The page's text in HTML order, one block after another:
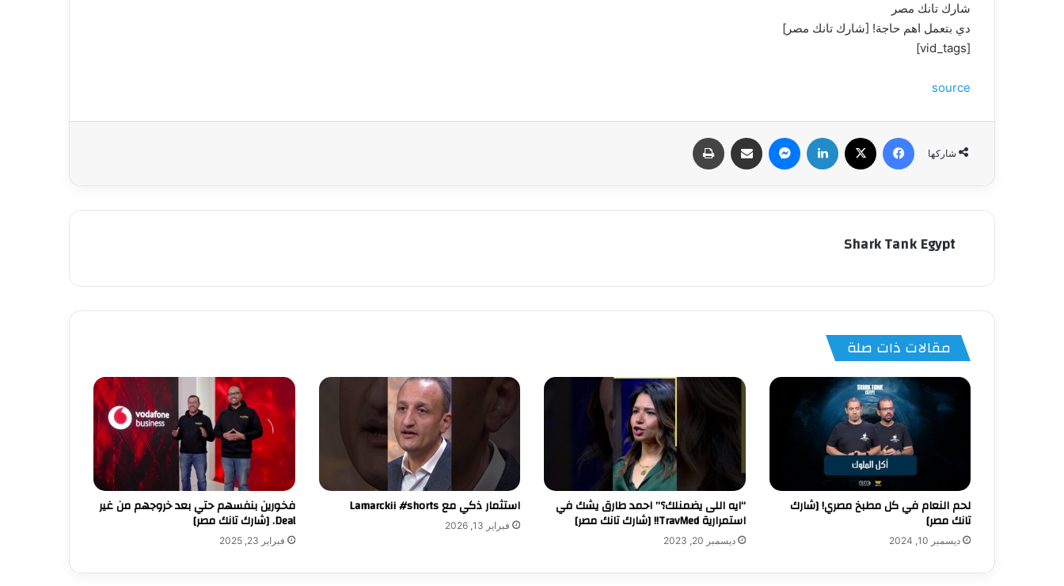
شارك تانك مصر
دي بتعمل اهم حاجة! [شارك تانك مصر]
[vid_tags]
source
شاركها
فيسبوك لينكدإن ماسنجر مشاركة عبر البريد
Shark Tank Egypt
مقالات ذات صلة
لحم النعام في كل مطبخ مصري! [شارك
تانك مصر]
ديسمبر 10, 2024
“ايه اللى يضمنلك؟” احمد طارق يشك في
استمرارية TravMed!! [شارك تانك مصر]
ديسمبر 20, 2023
استثمار ذكي مع Lamarckii #shorts
فبراير 13, 2026
فخورين بنفسهم حتي بعد خروجهم من غير
Deal. [شارك تانك مصر]
فبراير 23, 2025